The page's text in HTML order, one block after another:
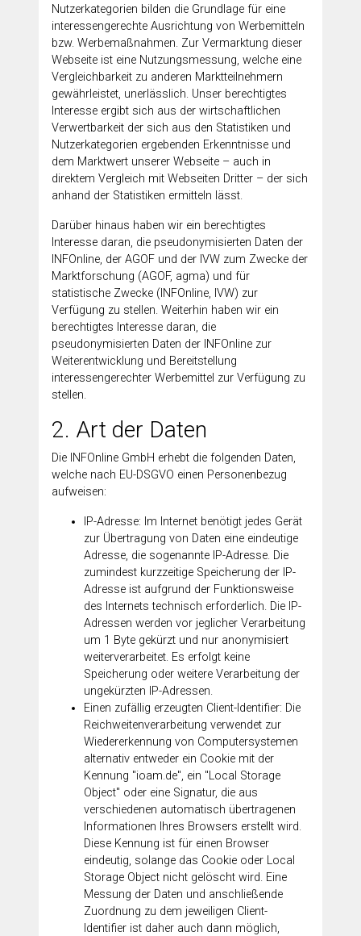
Nutzerkategorien bilden die Grundlage für eine
interessengerechte Ausrichtung von Werbemitteln
bzw. Werbemaßnahmen. Zur Vermarktung dieser
Webseite ist eine Nutzungsmessung, welche eine
Vergleichbarkeit zu anderen Marktteilnehmern
gewährleistet, unerlässlich. Unser berechtigtes
Interesse ergibt sich aus der wirtschaftlichen
Verwertbarkeit der sich aus den Statistiken und
Nutzerkategorien ergebenden Erkenntnisse und
dem Marktwert unserer Webseite – auch in
direktem Vergleich mit Webseiten Dritter – der sich
anhand der Statistiken ermitteln lässt.
Darüber hinaus haben wir ein berechtigtes
Interesse daran, die pseudonymisierten Daten der
INFOnline, der AGOF und der IVW zum Zwecke der
Marktforschung (AGOF, agma) und für
statistische Zwecke (INFOnline, IVW) zur
Verfügung zu stellen. Weiterhin haben wir ein
berechtigtes Interesse daran, die
pseudonymisierten Daten der INFOnline zur
Weiterentwicklung und Bereitstellung
interessengerechter Werbemittel zur Verfügung zu
stellen.
2. Art der Daten
Die INFOnline GmbH erhebt die folgenden Daten,
welche nach EU-DSGVO einen Personenbezug
aufweisen:
IP-Adresse: Im Internet benötigt jedes Gerät
zur Übertragung von Daten eine eindeutige
Adresse, die sogenannte IP-Adresse. Die
zumindest kurzzeitige Speicherung der IP-
Adresse ist aufgrund der Funktionsweise
des Internets technisch erforderlich. Die IP-
Adressen werden vor jeglicher Verarbeitung
um 1 Byte gekürzt und nur anonymisiert
weiterverarbeitet. Es erfolgt keine
Speicherung oder weitere Verarbeitung der
ungekürzten IP-Adressen.
Einen zufällig erzeugten Client-Identifier: Die
Reichweitenverarbeitung verwendet zur
Wiedererkennung von Computersystemen
alternativ entweder ein Cookie mit der
Kennung "ioam.de", ein "Local Storage
Object" oder eine Signatur, die aus
verschiedenen automatisch übertragenen
Informationen Ihres Browsers erstellt wird.
Diese Kennung ist für einen Browser
eindeutig, solange das Cookie oder Local
Storage Object nicht gelöscht wird. Eine
Messung der Daten und anschließende
Zuordnung zu dem jeweiligen Client-
Identifier ist daher auch dann möglich,